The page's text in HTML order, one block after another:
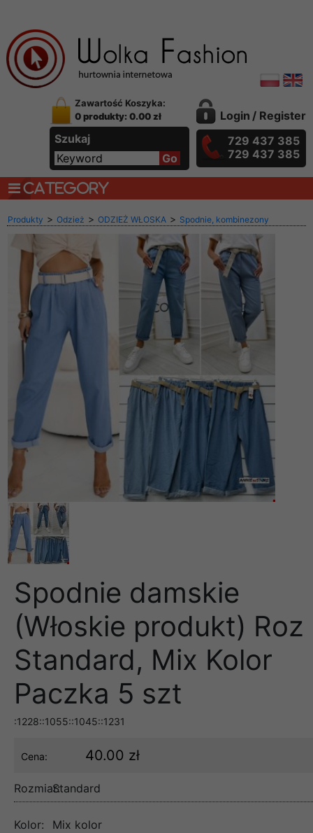
Zawartość Koszyka:
0 produkty: 0.00 zł
Szukaj
Login / Register
729 437 385
729 437 385
CATEGORY
Produkty > Odzież > ODZIEŻ WŁOSKA > Spodnie, kombinezony
Spodnie damskie
(Włoskie produkt) Roz
Standard, Mix Kolor
Paczka 5 szt
:1228::1055::1045::1231
Cena: 40.00 zł
Rozmiar:Standard
Kolor: Mix kolor